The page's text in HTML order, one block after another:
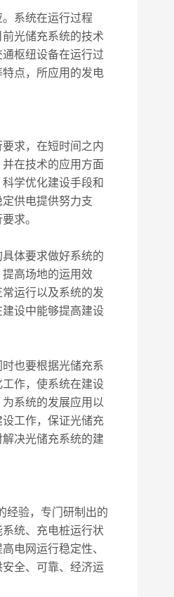
系统在运行过程
光储充系统的技术
枢纽设备在运行过
点，所应用的发电
求，在短时间之内
在技术的应用方面
学优化建设手段和
供电提供努力支
求。
体要求做好系统的
高场地的运用效
运行以及系统的发
设中能够提高建设
也要根据光储充系
作，使系统在建设
系统的发展应用以
工作，保证光储充
决光储充系统的建
经验，专门研制出的
统、充电桩运行状
电网运行稳定性、
全、可靠、经济运